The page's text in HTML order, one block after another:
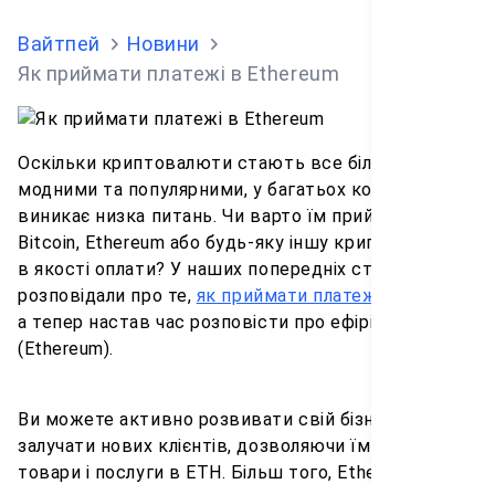
Вайтпей
Новини
Як приймати платежі в Ethereum
Оскільки криптовалюти стають все більш
модними та популярними, у багатьох компаній
виникає низка питань. Чи варто їм приймати
Bitcoin, Ethereum або будь-яку іншу криптовалюту
в якості оплати? У наших попередніх статтях ми
розповідали про те, як приймати платежі в біткоїн
а тепер настав час розповісти про ефіріум
(Ethereum).
Ви можете активно розвивати свій бізнес і
залучати нових клієнтів, дозволяючи їм оплачувати
товари і послуги в ETH. Більш того, Ethereum